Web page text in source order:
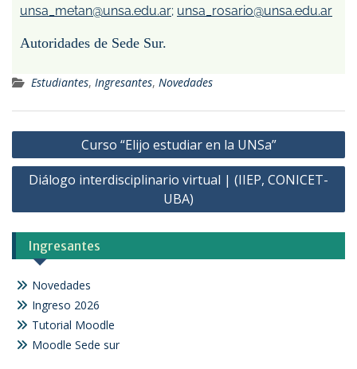
unsa_metan@unsa.edu.ar; unsa_rosario@unsa.edu.ar
Autoridades de Sede Sur.
Estudiantes, Ingresantes, Novedades
Curso “Elijo estudiar en la UNSa”
Diálogo interdisciplinario virtual | (IIEP, CONICET-
UBA)
Ingresantes
Novedades
Ingreso 2026
Tutorial Moodle
Moodle Sede sur